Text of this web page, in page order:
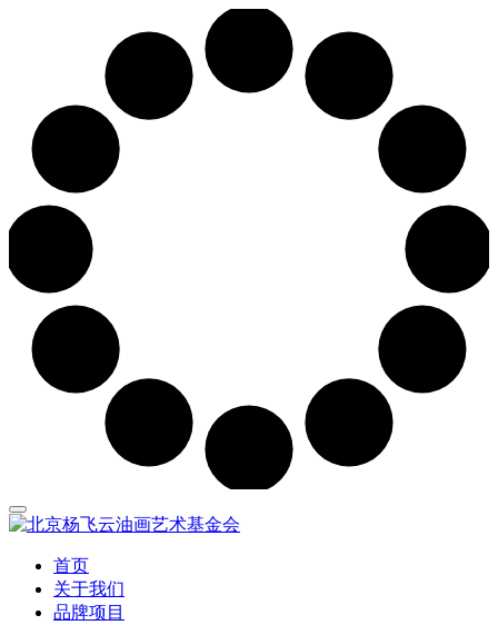
首页
关于我们
品牌项目